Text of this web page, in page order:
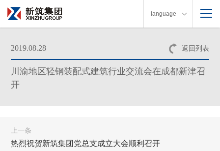
language
返回列表
2019.08.28
川渝地区轻钢装配式建筑行业交流会在成都新津召
开
上一条
热烈祝贺新筑集团党总支成立大会顺利召开